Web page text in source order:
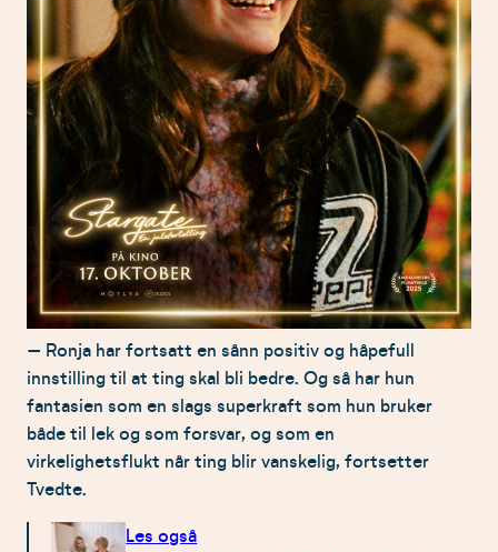
– Ronja har fortsatt en sånn positiv og håpefull
innstilling til at ting skal bli bedre. Og så har hun
fantasien som en slags superkraft som hun bruker
både til lek og som forsvar, og som en
virkelighetsflukt når ting blir vanskelig, fortsetter
Tvedte.
Les også